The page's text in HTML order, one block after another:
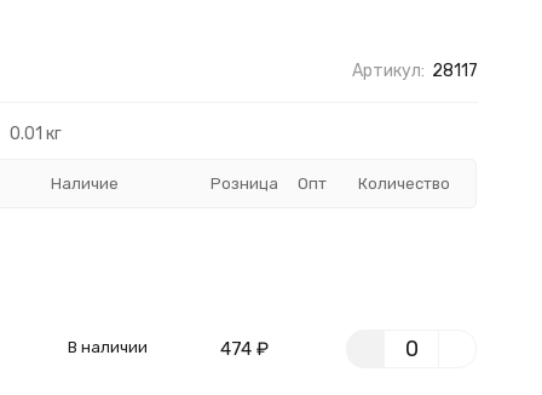
Артикул: 28117
0.01 кг
Наличие Розница Опт Количество
В наличии 474₽